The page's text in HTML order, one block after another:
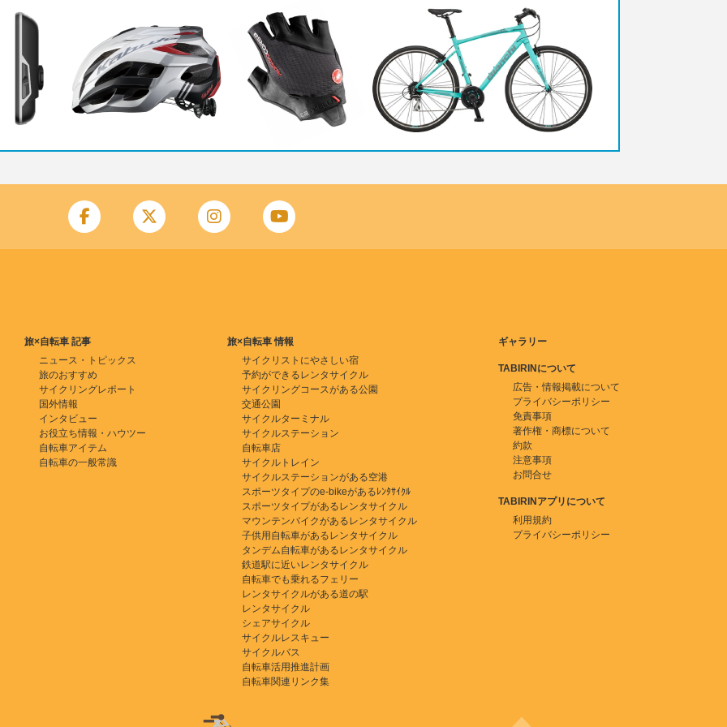
旅×自転車 記事
ニュース・トピックス
旅のおすすめ
サイクリングレポート
国外情報
インタビュー
お役立ち情報・ハウツー
自転車アイテム
自転車の一般常識
旅×自転車 情報
サイクリストにやさしい宿
予約ができるレンタサイクル
サイクリングコースがある公園
交通公園
サイクルターミナル
サイクルステーション
自転車店
サイクルトレイン
サイクルステーションがある空港
スポーツタイプのe-bikeがあるﾚﾝﾀｻｲｸﾙ
スポーツタイプがあるレンタサイクル
マウンテンバイクがあるレンタサイクル
子供用自転車があるレンタサイクル
タンデム自転車があるレンタサイクル
鉄道駅に近いレンタサイクル
自転車でも乗れるフェリー
レンタサイクルがある道の駅
レンタサイクル
シェアサイクル
サイクルレスキュー
サイクルバス
自転車活用推進計画
自転車関連リンク集
ギャラリー
TABIRINについて
広告・情報掲載について
プライバシーポリシー
免責事項
著作権・商標について
約款
注意事項
お問合せ
TABIRINアプリについて
利用規約
プライバシーポリシー